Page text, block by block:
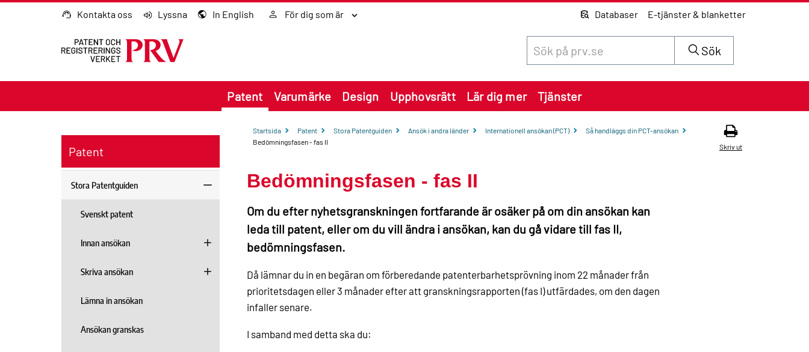
Gå till innehållet Kontakta oss Lyssna In English För dig som är Databaser E-tjänster & blanketter
Sök
Patent Varumärke Design Upphovsrätt Lär dig mer Tjänster
Patent
Stora Patentguiden
Svenskt patent
Innan ansökan
Skriva ansökan
Lämna in ansökan
Ansökan granskas
Startsida Patent Stora Patentguiden Ansök i andra länder Internationell ansökan (PCT)
Så handläggs din PCT-ansökan
Bedömningsfasen - fas II
Skriv ut
Bedömningsfasen - fas II
Om du efter nyhetsgranskningen fortfarande är osäker på om din ansökan kan
leda till patent, eller om du vill ändra i ansökan, kan du gå vidare till fas II,
bedömningsfasen.
Då lämnar du in en begäran om förberedande patenterbarhetsprövning inom 22 månader från
prioritetsdagen eller 3 månader efter att granskningsrapporten (fas I) utfärdades, om den dagen
infaller senare.
I samband med detta ska du: